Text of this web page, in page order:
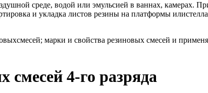
среде, водой или эмульсией в ваннах, камерах.
и укладка листов резины на платформы
марки и свойства резиновых смесей и
смесей 4-го разряда